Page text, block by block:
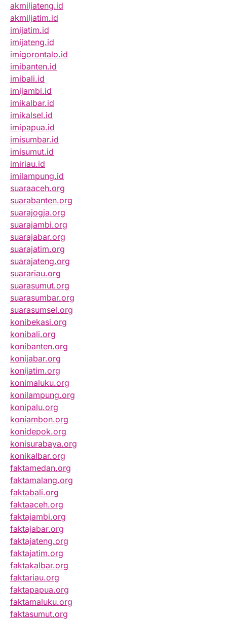
akmiljateng.id
akmiljatim.id
imijatim.id
imijateng.id
imigorontalo.id
imibanten.id
imibali.id
imijambi.id
imikalbar.id
imikalsel.id
imipapua.id
imisumbar.id
imisumut.id
imiriau.id
imilampung.id
suaraaceh.org
suarabanten.org
suarajogja.org
suarajambi.org
suarajabar.org
suarajatim.org
suarajateng.org
suarariau.org
suarasumut.org
suarasumbar.org
suarasumsel.org
konibekasi.org
konibali.org
konibanten.org
konijabar.org
konijatim.org
konimaluku.org
konilampung.org
konipalu.org
koniambon.org
konidepok.org
konisurabaya.org
konikalbar.org
faktamedan.org
faktamalang.org
faktabali.org
faktaaceh.org
faktajambi.org
faktajabar.org
faktajateng.org
faktajatim.org
faktakalbar.org
faktariau.org
faktapapua.org
faktamaluku.org
faktasumut.org